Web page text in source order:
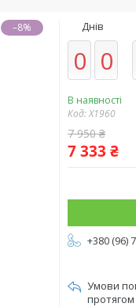
–8% Днів
0 0
В наявності
Код:X1960
7 950 ₴
7 333 ₴
+380 (96)
протягом